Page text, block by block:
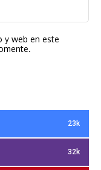
y web en este
23k
32k